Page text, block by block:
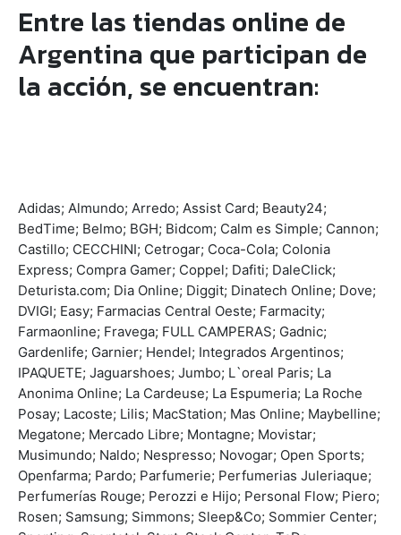
Entre las tiendas online de
Argentina que participan de
la acción, se encuentran:
Adidas; Almundo; Arredo; Assist Card; Beauty24;
BedTime; Belmo; BGH; Bidcom; Calm es Simple; Cannon;
Castillo; CECCHINI; Cetrogar; Coca-Cola; Colonia
Express; Compra Gamer; Coppel; Dafiti; DaleClick;
Deturista.com; Dia Online; Diggit; Dinatech Online; Dove;
DVIGI; Easy; Farmacias Central Oeste; Farmacity;
Farmaonline; Fravega; FULL CAMPERAS; Gadnic;
Gardenlife; Garnier; Hendel; Integrados Argentinos;
IPAQUETE; Jaguarshoes; Jumbo; L`oreal Paris; La
Anonima Online; La Cardeuse; La Espumeria; La Roche
Posay; Lacoste; Lilis; MacStation; Mas Online; Maybelline;
Megatone; Mercado Libre; Montagne; Movistar;
Musimundo; Naldo; Nespresso; Novogar; Open Sports;
Openfarma; Pardo; Parfumerie; Perfumerias Juleriaque;
Perfumerías Rouge; Perozzi e Hijo; Personal Flow; Piero;
Rosen; Samsung; Simmons; Sleep&Co; Sommier Center;